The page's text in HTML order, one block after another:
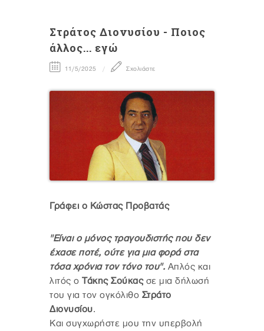
Στράτος Διονυσίου - Ποιος
άλλος... εγώ
11/5/2025 Σχολιάστε
Γράφει ο Κώστας Προβατάς
"Είναι ο μόνος τραγουδιστής που δεν
έχασε ποτέ, ούτε για μια φορά στα
τόσα χρόνια τον τόνο του". Απλός και
λιτός ο Τάκης Σούκας σε μια δήλωσή
του για τον ογκόλιθο Στράτο
Διονυσίου.
Και συγχωρήστε μου την υπερβολή